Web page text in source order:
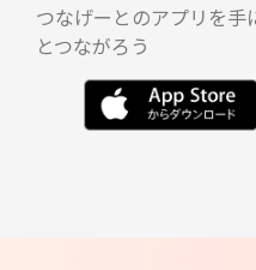
つなげーとのアプリを手
とつながろう